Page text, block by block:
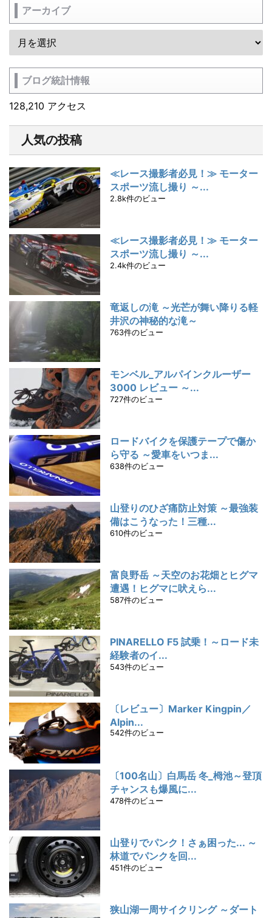
アーカイブ
ブログ統計情報
128,210 アクセス
人気の投稿
≪レース撮影者必見！≫ モーター
スポーツ流し撮り ～...
2.8k件のビュー
≪レース撮影者必見！≫ モーター
スポーツ流し撮り ～...
2.4k件のビュー
竜返しの滝 ～光芒が舞い降りる軽
井沢の神秘的な滝～
763件のビュー
モンベル_アルパインクルーザー
3000 レビュー ～...
727件のビュー
ロードバイクを保護テープで傷か
ら守る ～愛車をいつま...
638件のビュー
山登りのひざ痛防止対策 ～最強装
備はこうなった！三種...
610件のビュー
富良野岳 ～天空のお花畑とヒグマ
遭遇！ヒグマに吠えら...
587件のビュー
PINARELLO F5 試乗！～ロード未
経験者のイ...
543件のビュー
〔レビュー〕Marker Kingpin／
Alpin...
542件のビュー
〔100名山〕白馬岳 冬_栂池～登頂
チャンスも爆風に...
478件のビュー
山登りでパンク！さぁ困った... ～
林道でパンクを回...
451件のビュー
狭山湖一周サイクリング ～ダート